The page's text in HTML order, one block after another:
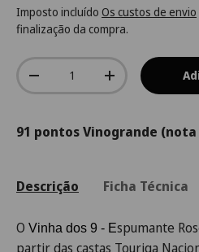
Imposto incluído Os custos de envio
finalização da compra.
Qtd.
-
+
91 pontos Vinogrande
Descrição Ficha Técnica
O Vinha dos 9 - Espumante
partir das castas Touriga